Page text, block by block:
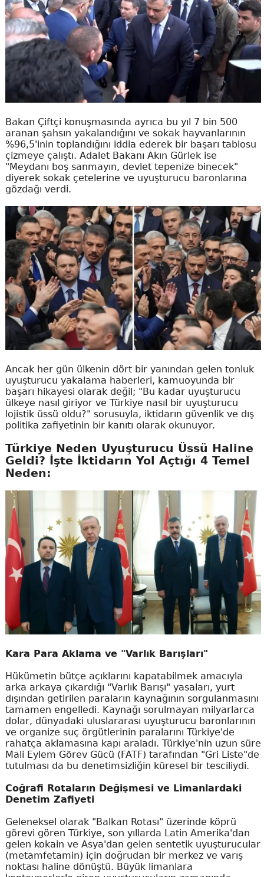
Bakan Çiftçi konuşmasında ayrıca bu yıl 7 bin 500
aranan şahsın yakalandığını ve sokak hayvanlarının
%96,5'inin toplandığını iddia ederek bir başarı tablosu
çizmeye çalıştı. Adalet Bakanı Akın Gürlek ise
"Meydanı boş sanmayın, devlet tepenize binecek"
diyerek sokak çetelerine ve uyuşturucu baronlarına
gözdağı verdi.
Ancak her gün ülkenin dört bir yanından gelen tonluk
uyuşturucu yakalama haberleri, kamuoyunda bir
başarı hikayesi olarak değil; "Bu kadar uyuşturucu
ülkeye nasıl giriyor ve Türkiye nasıl bir uyuşturucu
lojistik üssü oldu?" sorusuyla, iktidarın güvenlik ve dış
politika zafiyetinin bir kanıtı olarak okunuyor.
Türkiye Neden Uyuşturucu Üssü Haline
Geldi? İşte İktidarın Yol Açtığı 4 Temel
Neden:
Kara Para Aklama ve "Varlık Barışları"
Hükümetin bütçe açıklarını kapatabilmek amacıyla
arka arkaya çıkardığı "Varlık Barışı" yasaları, yurt
dışından getirilen paraların kaynağının sorgulanmasını
tamamen engelledi. Kaynağı sorulmayan milyarlarca
dolar, dünyadaki uluslararası uyuşturucu baronlarının
ve organize suç örgütlerinin paralarını Türkiye'de
rahatça aklamasına kapı araladı. Türkiye'nin uzun süre
Mali Eylem Görev Gücü (FATF) tarafından "Gri Liste"de
tutulması da bu denetimsizliğin küresel bir tesciliydi.
Coğrafi Rotaların Değişmesi ve Limanlardaki
Denetim Zafiyeti
Geleneksel olarak "Balkan Rotası" üzerinde köprü
görevi gören Türkiye, son yıllarda Latin Amerika'dan
gelen kokain ve Asya'dan gelen sentetik uyuşturucular
(metamfetamin) için doğrudan bir merkez ve varış
noktası haline dönüştü. Büyük limanlara